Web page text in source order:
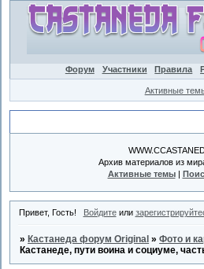
Форум Участники Правила
Активные
Архив материалов из
Активные темы|
Привет, Гость! Войдитеили
» Кастанеда форум Original »Фото и
Кастанеде, пути воина и социуме,